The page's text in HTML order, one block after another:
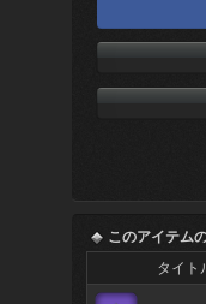
このアイテム
タイト